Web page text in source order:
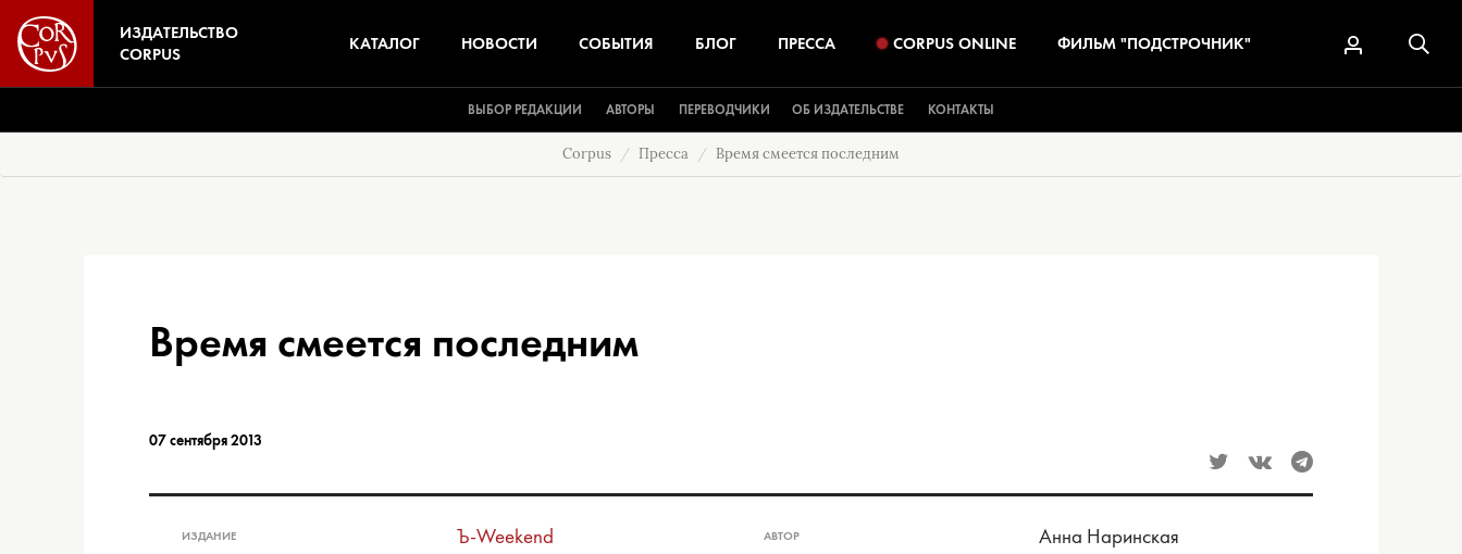
ИЗДАТЕЛЬСТВО
CORPUS
КАТАЛОГ НОВОСТИ СОБЫТИЯ БЛОГ ПРЕССА CORPUS ONLINE ФИЛЬМ "ПОДСТРОЧНИК"
ВЫБОР РЕДАКЦИИ АВТОРЫ ПЕРЕВОДЧИКИ ОБ ИЗДАТЕЛЬСТВЕ КОНТАКТЫ
Corpus Пресса Время смеется последним
Время смеется последним
07 сентября 2013
ИЗДАНИЕ Ъ-Weekend АВТОР Анна Наринская